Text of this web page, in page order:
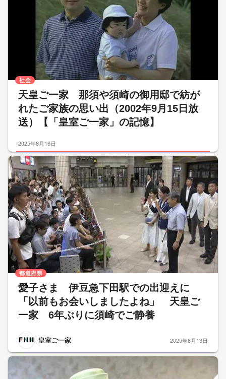
天皇ご一家 那須や須崎の御用邸で紡が
れたご家族の思い出（2002年9月15日放
送）【「皇室ご一家」の記憶】
社会
2025年8月16日
愛子さま 伊豆急下田駅での出迎えに
「以前もお会いしましたよね」 天皇ご
一家 6年ぶりに須崎でご静養
皇室ご一家
都道府県
2025年8月13日